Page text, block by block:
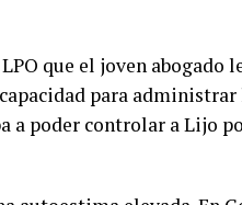
que el joven abogado
para
a poder controlar a Lijo